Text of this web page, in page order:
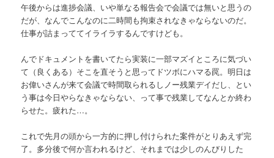
午後からは進捗会議、いや単なる報告会で会議では無いと思うの
だが、なんでこんなのに二時間も拘束されなきゃならないのだ。
仕事が詰まっててイライラするんですけども。
んでドキュメントを書いてたら実装に一部マズイところに気づい
て（良くある）そこを直そうと思ってドツボにハマる罠。明日は
お偉いさんが来て会議で時間取られるしノー残業デイだし、とい
う事は今日やらなきゃならない、って事で残業してなんとか終わ
らせた。疲れた…。
これで先月の頭から一方的に押し付けられた案件がとりあえず完
了。多分後で何か言われるけど、それまでは少しのんびりした